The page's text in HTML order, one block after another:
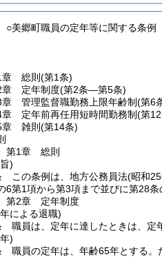
○美郷町職員の定年等に関する条例
章
総則 (第1条)
章
定年制度(第2条―第5条)
章
管理監督職勤務上限年齢制(第6
章
定年前再任用短時間勤務制(第
章
雑則 (第14条)
第1章
総則
)
この条例は、地方公務員法(昭和
6第1項から第3項まで並びに第28
第2章
定年制度
による退職)
職員は、定年に達したときは、定
)
職員の定年は、年齢65年とする。